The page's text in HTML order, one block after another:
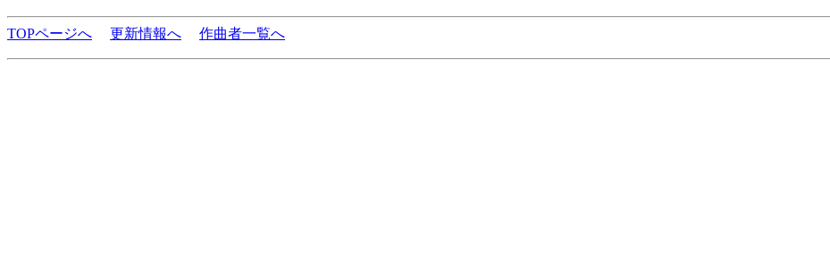
TOPページへ 更新情報へ 作曲者一覧へ